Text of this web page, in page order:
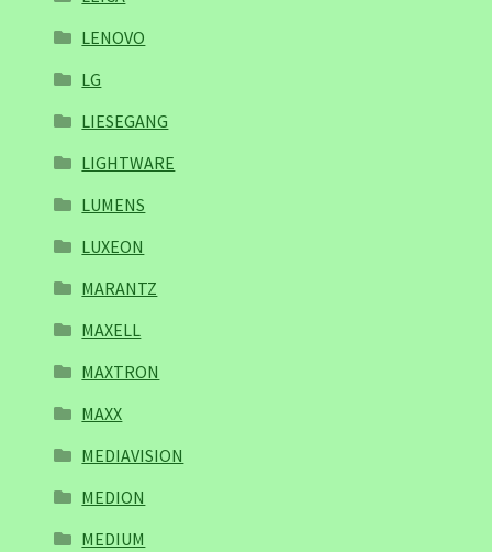
LENOVO
LG
LIESEGANG
LIGHTWARE
LUMENS
LUXEON
MARANTZ
MAXELL
MAXTRON
MAXX
MEDIAVISION
MEDION
MEDIUM